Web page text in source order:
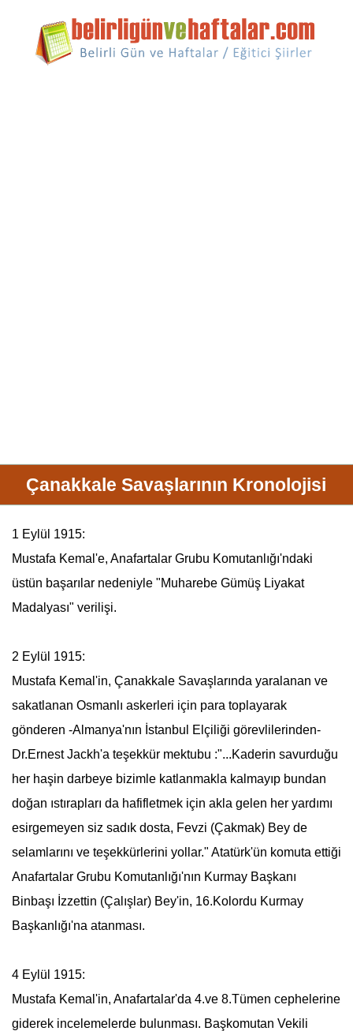
Çanakkale Savaşlarının Kronolojisi
1 Eylül 1915:
Mustafa Kemal 'e, Anafartalar Grubu Komutanlığı'ndaki
üstün başarılar nedeniyle "Muharebe Gümüş Liyakat
Madalyası" verilişi.
2 Eylül 1915:
Mustafa Kemal 'in, Çanakkale Savaşlarında yaralanan ve
sakatlanan Osmanlı askerleri için para toplayarak
gönderen -Almanya'nın İstanbul Elçiliği görevlilerinden-
Dr.Ernest Jackh'a teşekkür mektubu :"...Kaderin savurduğu
her haşin darbeye bizimle katlanmakla kalmayıp bundan
doğan ıstırapları da hafifletmek için akla gelen her yardımı
esirgemeyen siz sadık dosta, Fevzi (Çakmak) Bey de
selamlarını ve teşekkürlerini yollar." Atatürk'ün komuta ettiği
Anafartalar Grubu Komutanlığı'nın Kurmay Başkanı
Binbaşı İzzettin (Çalışlar) Bey'in, 16.Kolordu Kurmay
Başkanlığı'na atanması.
4 Eylül 1915:
Mustafa Kemal 'in, Anafartalar'da 4.ve 8.Tümen cephelerine
giderek incelemelerde bulunması. Başkomutan Vekili